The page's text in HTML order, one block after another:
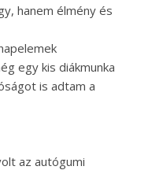
hanem élmény és
egy kis diákmunka
is adtam a
az autógumi